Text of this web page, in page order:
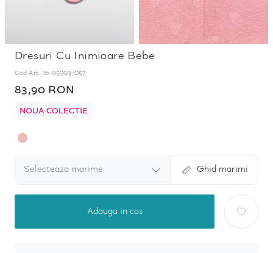
Dresuri Cu Inimioare Bebe
Cod Art. 16-05903-057
83,90 RON
NOUA COLECTIE
Selecteaza marime Ghid marimi
Adauga in cos